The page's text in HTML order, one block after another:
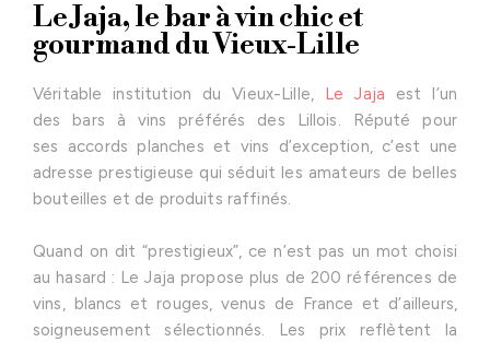
Le Jaja, le bar à vin chic et
gourmand du Vieux-Lille
Véritable institution du Vieux-Lille, Le Jaja est l’un
des bars à vins préférés des Lillois. Réputé pour
ses accords planches et vins d’exception, c’est une
adresse prestigieuse qui séduit les amateurs de belles
bouteilles et de produits raffinés.
Quand on dit “prestigieux”, ce n’est pas un mot choisi
au hasard : Le Jaja propose plus de 200 références de
vins, blancs et rouges, venus de France et d’ailleurs,
soigneusement sélectionnés. Les prix reflètent la